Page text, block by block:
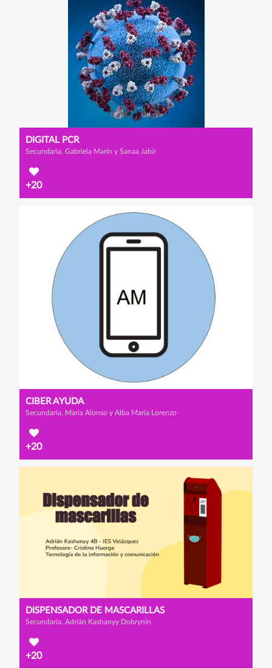
DIGITAL PCR
Secundaria, Gabriela Marín y Sanaa Jabir
+20
CIBER AYUDA
Secundaria, María Alonso y Alba María Lorenzo
+20
DISPENSADOR DE MASCARILLAS
Secundaria, Adrián Kashanyy Dobrynin
+20